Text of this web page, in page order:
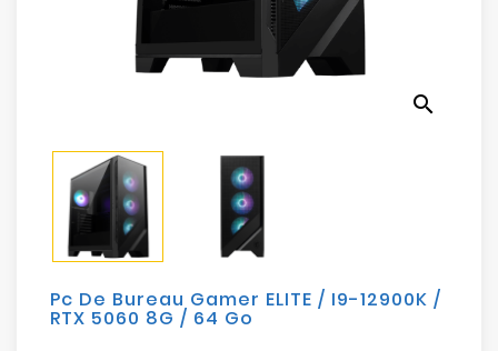
Electroménager
Sécurité
Mobilités
search
Pc De Bureau Gamer ELITE / I9-12900K /
RTX 5060 8G / 64 Go